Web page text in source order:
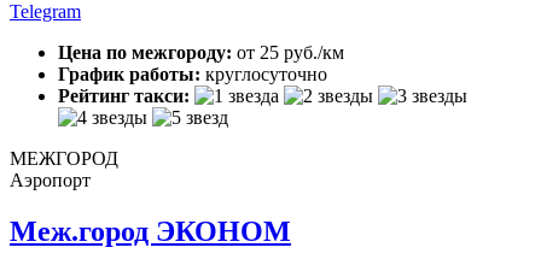
Telegram
Цена по межгороду: от 25 руб./км
График работы: круглосуточно
Рейтинг такси:
МЕЖГОРОД
Аэропорт
Меж.город ЭКОНОМ